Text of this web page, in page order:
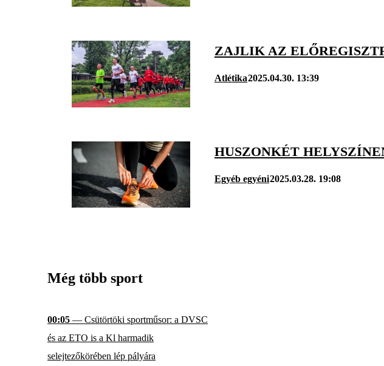
ZAJLIK AZ
Atlétika2025.04.30. 13:39
HUSZONKÉT
Egyéb egyéni2025.03.28. 19:08
Még több sport
00:05 — Csütörtöki sportműsor: a DVSC
és az ETO is a Kl harmadik
selejtezőkörében lép pályára